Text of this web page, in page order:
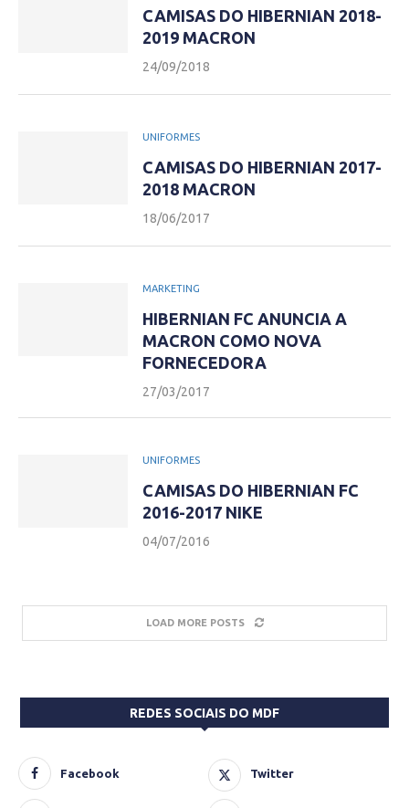
CAMISAS DO HIBERNIAN 2018-
2019 MACRON
24/09/2018
UNIFORMES
CAMISAS DO HIBERNIAN 2017-
2018 MACRON
18/06/2017
MARKETING
HIBERNIAN FC ANUNCIA A
MACRON COMO NOVA
FORNECEDORA
27/03/2017
UNIFORMES
CAMISAS DO HIBERNIAN FC
2016-2017 NIKE
04/07/2016
LOAD MORE POSTS
REDES SOCIAIS DO MDF
Facebook Twitter